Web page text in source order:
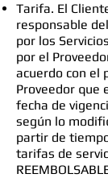
Tarifa. El
responsable
por los
por el
acuerdo con el
Proveedor que
fecha de
según lo
partir de
tarifas de